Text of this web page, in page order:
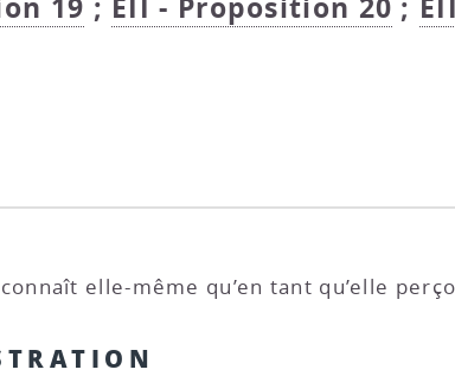
19 ; EII - Proposition 20 ;
connaît elle-même qu’en tant qu’elle